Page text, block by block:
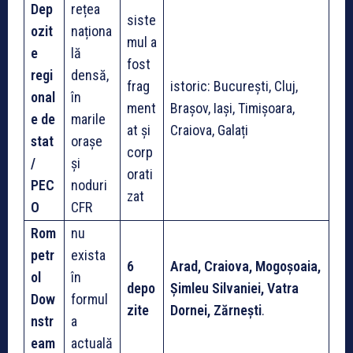
Dep
ozit
e
regi
onal
e de
stat
/
PEC
O
rețea
naționa
lă
densă,
în
marile
orașe
și
noduri
CFR
siste
mul a
fost
frag
ment
at și
corp
orati
zat
istoric: București, Cluj,
Brașov, Iași, Timișoara,
Craiova, Galați
Rom
petr
ol
Dow
nstr
eam
nu
exista
în
formul
a
actuală
6
depo
zite
Arad, Craiova, Mogoșoaia,
Șimleu Silvaniei, Vatra
Dornei, Zărnești.